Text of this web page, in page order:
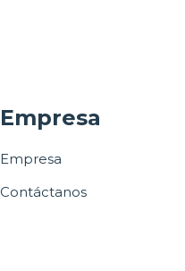
Empresa
Empresa
Contáctanos